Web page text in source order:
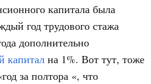
капитала была
год трудового стажа
дополнительно
капитал на 1%. Вот тут, тоже
за полтора «, что